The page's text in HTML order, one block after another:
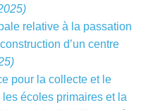
relative à la passation
d’un centre
pour la collecte et le
écoles primaires et la